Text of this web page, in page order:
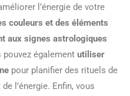
l’énergie de votre
couleurs et des éléments
aux signes astrologiques
également utiliser
pour planifier des rituels de
l’énergie. Enfin, vous